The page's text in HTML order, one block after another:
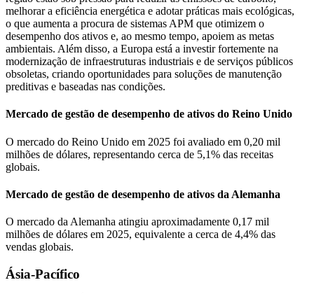
melhorar a eficiência energética e adotar práticas mais ecológicas,
o que aumenta a procura de sistemas APM que otimizem o
desempenho dos ativos e, ao mesmo tempo, apoiem as metas
ambientais. Além disso, a Europa está a investir fortemente na
modernização de infraestruturas industriais e de serviços públicos
obsoletas, criando oportunidades para soluções de manutenção
preditivas e baseadas nas condições.
Mercado de gestão de desempenho de ativos do Reino Unido
O mercado do Reino Unido em 2025 foi avaliado em 0,20 mil
milhões de dólares, representando cerca de 5,1% das receitas
globais.
Mercado de gestão de desempenho de ativos da Alemanha
O mercado da Alemanha atingiu aproximadamente 0,17 mil
milhões de dólares em 2025, equivalente a cerca de 4,4% das
vendas globais.
Ásia-Pacífico